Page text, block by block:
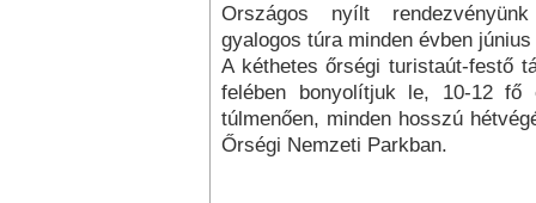
Országos nyílt
gyalogos túra minden évben
A kéthetes őrségi turistaút-festő
felében bonyolítjuk le, 10-12 fő
túlmenően, minden hosszú
Őrségi Nemzeti Parkban.